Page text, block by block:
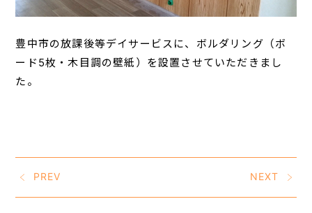
豊中市の放課後等デイサービスに、ボルダリング（ボ
ード5枚・木目調の壁紙）を設置させていただきまし
た。
PREV NEXT